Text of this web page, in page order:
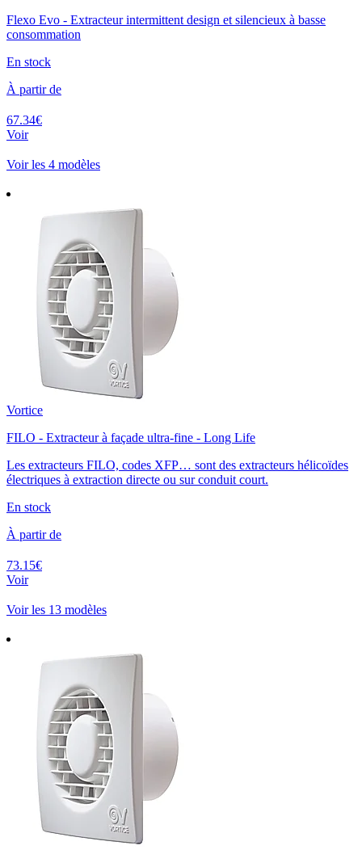
Flexo Evo - Extracteur intermittent design et silencieux à basse
consommation
En stock
À partir de
67.34€
Voir
Voir les 4 modèles
Vortice
FILO - Extracteur à façade ultra-fine - Long Life
Les extracteurs FILO, codes XFP… sont des extracteurs hélicoïdes
électriques à extraction directe ou sur conduit court.
En stock
À partir de
73.15€
Voir
Voir les 13 modèles